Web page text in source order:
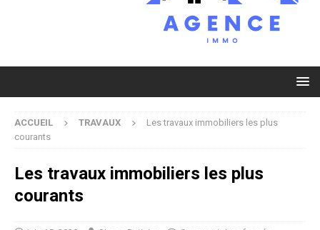
ACCUEIL TRAVAUX
Les travaux immobiliers les plus
courants
Les travaux immobiliers les plus
courants